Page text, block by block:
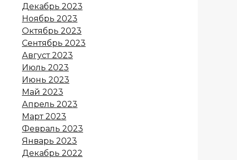
Декабрь 2023
Ноябрь 2023
Октябрь 2023
Сентябрь 2023
Август 2023
Июль 2023
Июнь 2023
Май 2023
Апрель 2023
Март 2023
Февраль 2023
Январь 2023
Декабрь 2022